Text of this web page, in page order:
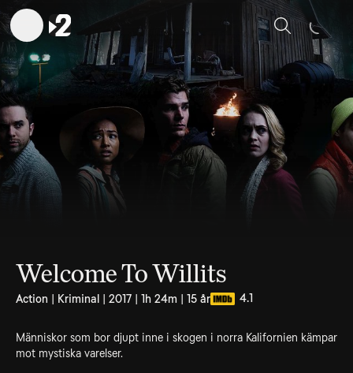
Sök
Welcome To Willits
Action | Kriminal | 2017 | 1h 24m | 15 år 4.1
Människor som bor djupt inne i skogen i norra Kalifornien kämpar
mot mystiska varelser.